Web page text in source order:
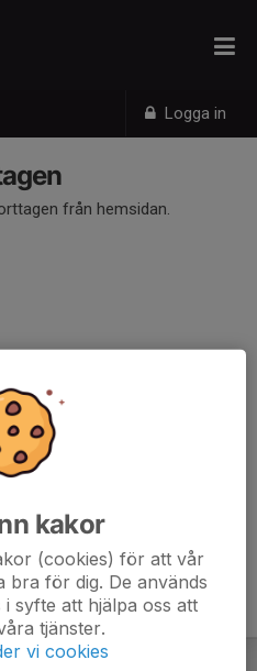
Logga in
från hemsidan.
kakor
(cookies) för att vår
bra för dig. De används
syfte att hjälpa oss att
tjänster.
vi cookies